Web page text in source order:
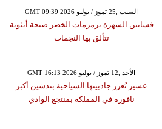
GMT 09:39 2026 السبت ,25 تموز / يوليو
فساتين السهرة بزمزمات الخصر صيحة أنثوية
تتألق بها النجمات
GMT 16:13 2026 الأحد ,12 تموز / يوليو
عسير تُعزز جاذبيتها السياحية بتدشين أكبر
نافورة في المملكة بمنتجع الوادي